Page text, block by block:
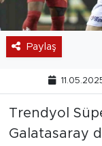
Paylaş
Trendyol
Galatasaray